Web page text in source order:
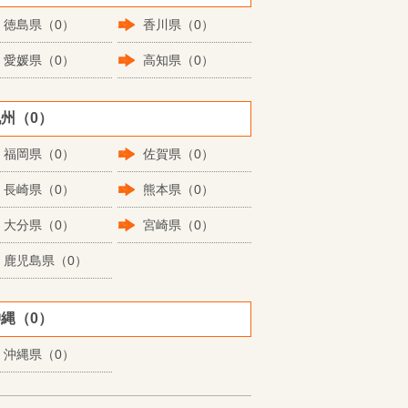
徳島県（0） 香川県（0）
愛媛県（0） 高知県（0）
（0）
福岡県（0） 佐賀県（0）
長崎県（0） 熊本県（0）
大分県（0） 宮崎県（0）
鹿児島県（0）
（0）
沖縄県（0）